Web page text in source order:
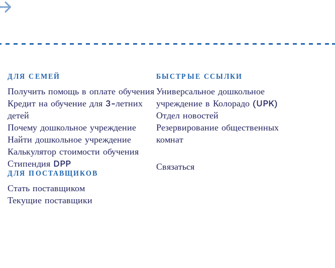
ДЛЯ СЕМЕЙ
Получить помощь в оплате обучения
Кредит на обучение для 3-летних
детей
Почему дошкольное учреждение
Найти дошкольное учреждение
Калькулятор стоимости обучения
Стипендия DPP
ДЛЯ ПОСТАВЩИКОВ
Стать поставщиком
Текущие поставщики
БЫСТРЫЕ ССЫЛКИ
Универсальное дошкольное
учреждение в Колорадо (UPK)
Отдел новостей
Резервирование общественных
комнат
Связаться